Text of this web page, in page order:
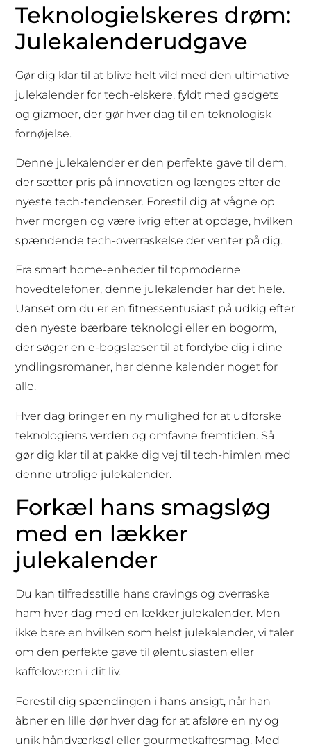
Teknologielskeres drøm:
Julekalenderudgave
Gør dig klar til at blive helt vild med den ultimative
julekalender for tech-elskere, fyldt med gadgets
og gizmoer, der gør hver dag til en teknologisk
fornøjelse.
Denne julekalender er den perfekte gave til dem,
der sætter pris på innovation og længes efter de
nyeste tech-tendenser. Forestil dig at vågne op
hver morgen og være ivrig efter at opdage, hvilken
spændende tech-overraskelse der venter på dig.
Fra smart home-enheder til topmoderne
hovedtelefoner, denne julekalender har det hele.
Uanset om du er en fitnessentusiast på udkig efter
den nyeste bærbare teknologi eller en bogorm,
der søger en e-bogslæser til at fordybe dig i dine
yndlingsromaner, har denne kalender noget for
alle.
Hver dag bringer en ny mulighed for at udforske
teknologiens verden og omfavne fremtiden. Så
gør dig klar til at pakke dig vej til tech-himlen med
denne utrolige julekalender.
Forkæl hans smagsløg
med en lækker
julekalender
Du kan tilfredsstille hans cravings og overraske
ham hver dag med en lækker julekalender. Men
ikke bare en hvilken som helst julekalender, vi taler
om den perfekte gave til ølentusiasten eller
kaffeloveren i dit liv.
Forestil dig spændingen i hans ansigt, når han
åbner en lille dør hver dag for at afsløre en ny og
unik håndværksøl eller gourmetkaffesmag. Med